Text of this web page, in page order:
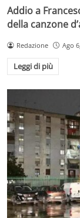
Addio a
della canzone
Redazione Ago
Leggi di più